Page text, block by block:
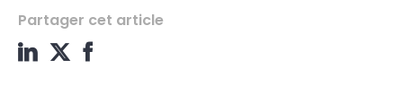
Partager cet article